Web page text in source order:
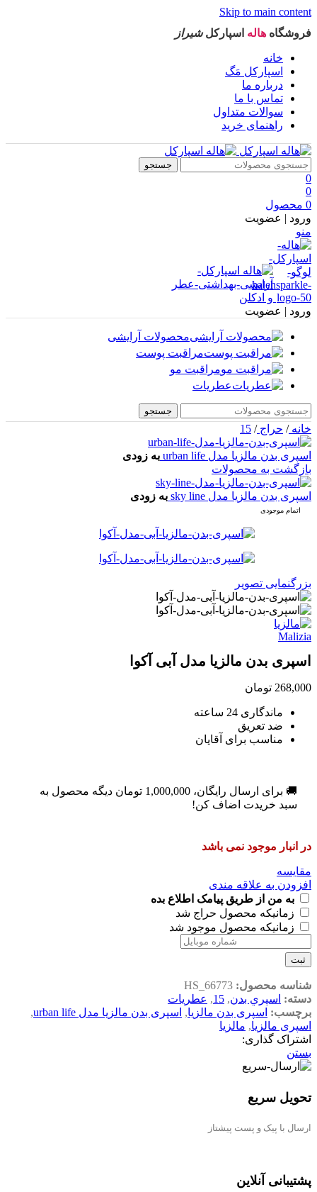
Skip to main content
فروشگاه هاله اسپارکلشیراز
خانه
اسپارکل مَگ
درباره ما
تماس با ما
سوالات متداول
راهنمای خرید
جستجو
0
0
0 محصول
ورود | عضویت
منو
ورود | عضویت
محصولات آرایشی
مراقبت پوست
مراقبت مو
عطریات
جستجو
خانه/ حراج/
15
اسپری بدن مالزیا مدل urban life
به زودی
بازگشت به محصولات
اسپری بدن مالزیا مدل sky line به زودی
اتمام موجودی
بزرگنمایی تصویر
اسپری بدن مالزیا مدل آبی آکوا
268,000 تومان
ماندگاری 24 ساعته
ضد تعریق
مناسب برای آقایان
🚚 برای ارسال رایگان، 1,000,000 تومان دیگه محصول به
سبد خریدت اضاف کن!
در انبار موجود نمی باشد
مقایسه
افزودن به علاقه مندی
به من از طریق پیامک اطلاع بده
زمانیکه محصول حراج شد
زمانیکه محصول موجود شد
ثبت
شناسه محصول: HS_66773
دسته: اسپري بدن,
15
, عطریات
برچسب: اسپری بدن مالزیا, اسپری بدن مالزیا مدل urban life
,
اسپری مالزیا, مالزیا
اشتراک گذاری:
بستن
تحویل سریع
ارسال با پیک و پست پیشتاز
پشتیبانی آنلاین